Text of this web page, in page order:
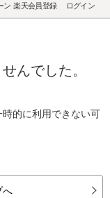
ン 楽天会員登録 ログイン
んでした。
的に利用できない可
へ